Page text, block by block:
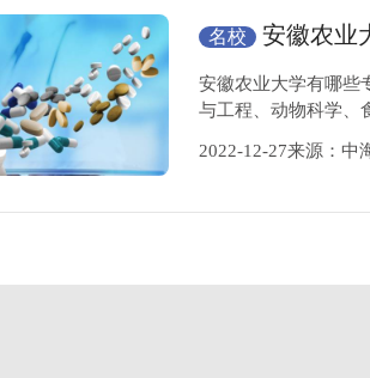
名校
安徽农业
重点特色专业？
安徽农业大学有哪些
与工程、动物科学、
2022-12-27来源：中